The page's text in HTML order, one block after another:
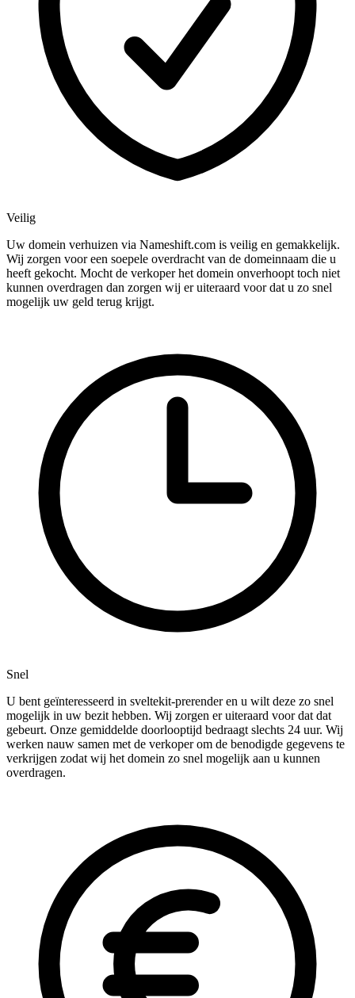
Veilig
Uw domein verhuizen via Nameshift.com is veilig en gemakkelijk.
Wij zorgen voor een soepele overdracht van de domeinnaam die u
heeft gekocht. Mocht de verkoper het domein onverhoopt toch niet
kunnen overdragen dan zorgen wij er uiteraard voor dat u zo snel
mogelijk uw geld terug krijgt.
Snel
U bent geïnteresseerd in sveltekit-prerender en u wilt deze zo snel
mogelijk in uw bezit hebben. Wij zorgen er uiteraard voor dat dat
gebeurt. Onze gemiddelde doorlooptijd bedraagt slechts 24 uur. Wij
werken nauw samen met de verkoper om de benodigde gegevens te
verkrijgen zodat wij het domein zo snel mogelijk aan u kunnen
overdragen.